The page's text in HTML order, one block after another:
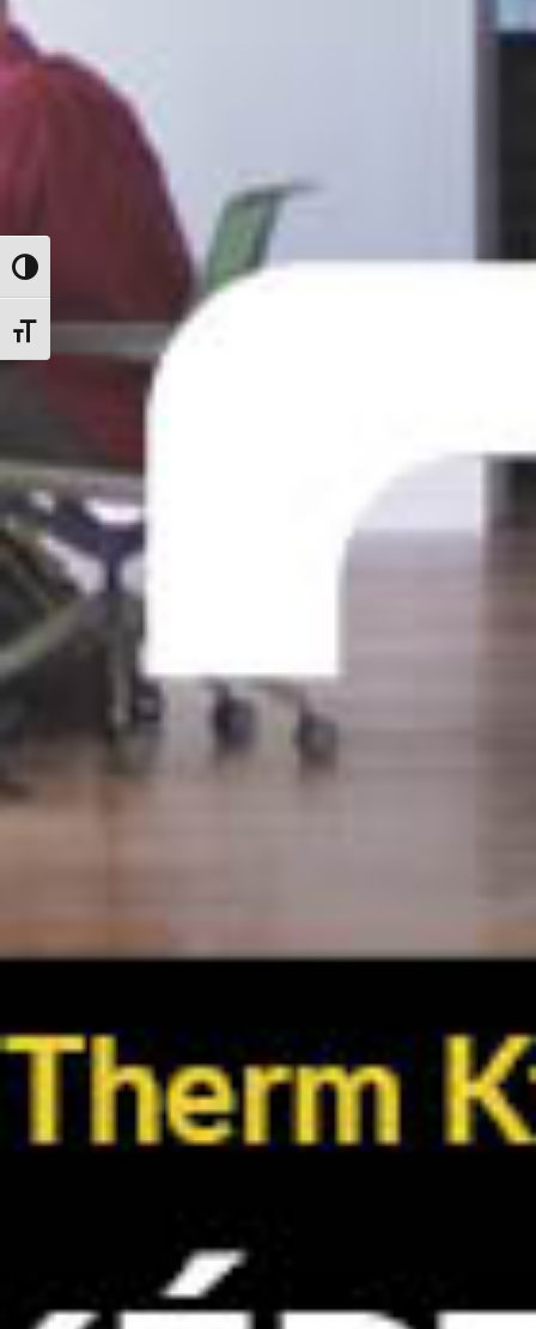
Nagy kontraszt váltása
Betűméret váltása